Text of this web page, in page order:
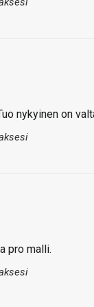
nykyinen on
pro malli.